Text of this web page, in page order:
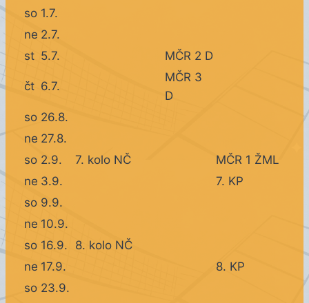
so 1.7.
ne 2.7.
st 5.7. MČR 2 D
čt 6.7.
MČR 3
D
so 26.8.
ne 27.8.
so 2.9. 7. kolo NČ
MČR 1 ŽML
ne 3.9.
7. KP
so 9.9.
ne 10.9.
so 16.9.
8. kolo NČ
ne 17.9.
8. KP
so 23.9.